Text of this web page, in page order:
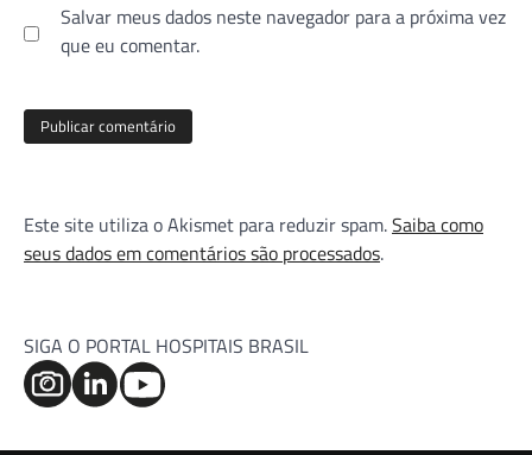
Salvar meus dados neste navegador para a próxima vez
que eu comentar.
Este site utiliza o Akismet para reduzir spam.Saiba como
seus dados em comentários são processados.
SIGA O PORTAL HOSPITAIS BRASIL